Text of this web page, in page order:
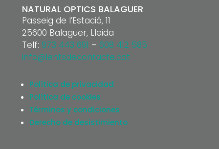
NATURAL OPTICS BALAGUER
Passeig de l’Estació, 11
25600 Balaguer, Lleida
Telf: 973 443 691 – 608 412 585
info@lentsdecontacte.cat
Política de privacidad
Política de cookies
Términos y condiciones
Derecho de desistimiento